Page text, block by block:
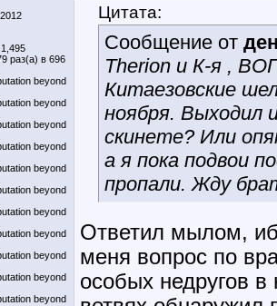
раз(а) в 696
Цитата:
Сообщение от
Therion и К-я ,
Китаезовские
ноября. Выходил
скинете? Или
а я пока подвои
пропали. Жду
Ответил мылом,
меня вопрос по
особых недругов